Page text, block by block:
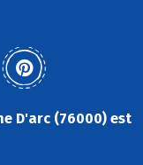
D'arc (76000) est